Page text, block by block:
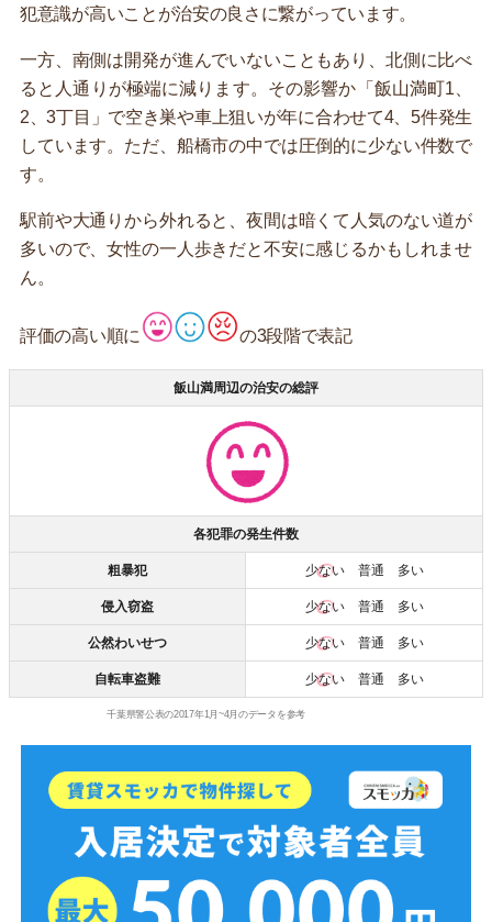
犯意識が高いことが治安の良さに繋がっています。
一方、南側は開発が進んでいないこともあり、北側に比べ
ると人通りが極端に減ります。その影響か「飯山満町1、
2、3丁目」で空き巣や車上狙いが年に合わせて4、5件発生
しています。ただ、船橋市の中では圧倒的に少ない件数で
す。
駅前や大通りから外れると、夜間は暗くて人気のない道が
多いので、女性の一人歩きだと不安に感じるかもしれませ
ん。
評価の高い順に の3段階で表記
飯山満周辺の治安の総評
各犯罪の発生件数
粗暴犯 少ない普通 多い
侵入窃盗 少ない普通 多い
公然わいせつ 少ない普通 多い
自転車盗難 少ない普通 多い
千葉県警公表の2017年1月~4月のデータを参考